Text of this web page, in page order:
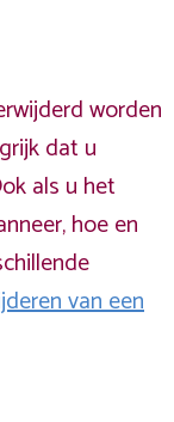
worden
dat u
als u het
hoe en
van een